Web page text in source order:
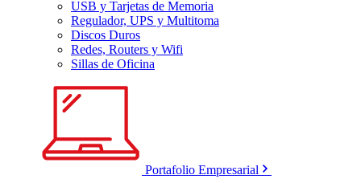
USB y Tarjetas de Memoria
Regulador, UPS y Multitoma
Discos Duros
Redes, Routers y Wifi
Sillas de Oficina
Portafolio Empresarial